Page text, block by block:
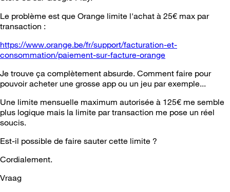
Le problème est que Orange limite l'achat à 25€ max par
transaction :
https://www.orange.be/fr/support/facturation-et-
consommation/paiement-sur-facture-orange
Je trouve ça complètement absurde. Comment faire pour
pouvoir acheter une grosse app ou un jeu par exemple...
Une limite mensuelle maximum autorisée à 125€ me semble
plus logique mais la limite par transaction me pose un réel
soucis.
Est-il possible de faire sauter cette limite ?
Cordialement.
Vraag